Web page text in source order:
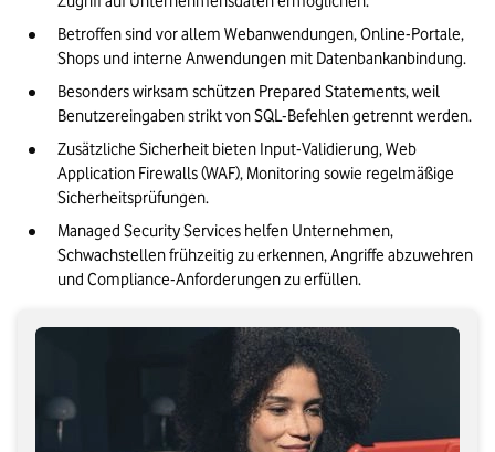
KI-gestützte SQL-Injection-Angriffe: Automatisierung und
neue Bedrohungen
SQL-Injection erkennen: Monitoring, Logs und Warnsignale
Rechtliche Pflichten nach einem SQLi-Angriff: DSGVO und
NIS2
Unser Fazit: SQL-Injection wirksam vorbeugen und Risiken
reduzieren
Betroffen sind vor allem Webanwendungen, Online-Portale,
Shops und interne Anwendungen mit Datenbankanbindung.
Besonders wirksam schützen Prepared Statements, weil
Benutzereingaben strikt von SQL-Befehlen getrennt werden.
Zusätzliche Sicherheit bieten Input-Validierung, Web
Application Firewalls (WAF), Monitoring sowie regelmäßige
Sicherheitsprüfungen.
Managed Security Services helfen Unternehmen,
Schwachstellen frühzeitig zu erkennen, Angriffe abzuwehren
und Compliance-Anforderungen zu erfüllen.